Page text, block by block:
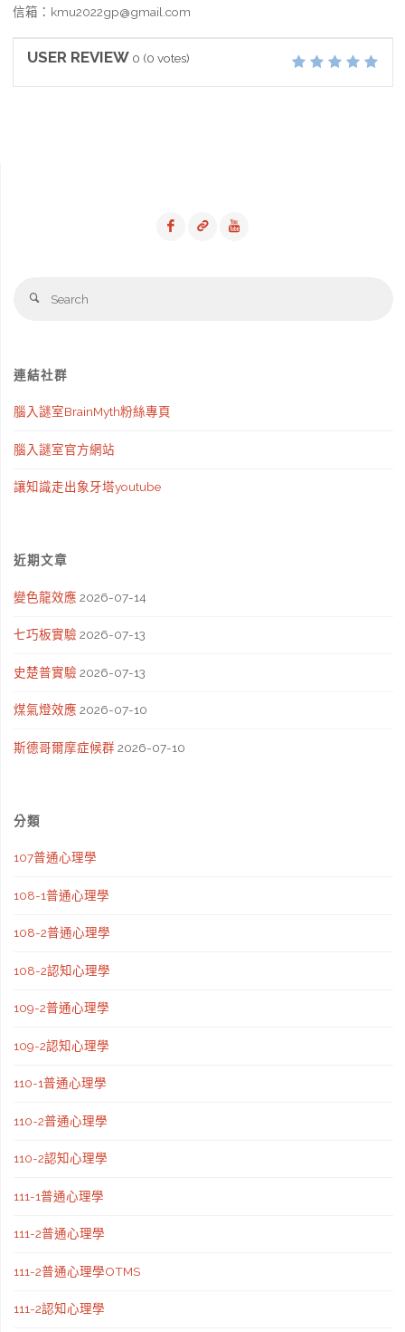
信箱：kmu2022gp@gmail.com
USER REVIEW 0 (0 votes)
Search
連結社群
腦入謎室BrainMyth粉絲專頁
腦入謎室官方網站
讓知識走出象牙塔youtube
近期文章
變色龍效應 2026-07-14
七巧板實驗 2026-07-13
史楚普實驗 2026-07-13
煤氣燈效應 2026-07-10
斯德哥爾摩症候群 2026-07-10
分類
107普通心理學
108-1普通心理學
108-2普通心理學
108-2認知心理學
109-2普通心理學
109-2認知心理學
110-1普通心理學
110-2普通心理學
110-2認知心理學
111-1普通心理學
111-2普通心理學
111-2普通心理學OTMS
111-2認知心理學